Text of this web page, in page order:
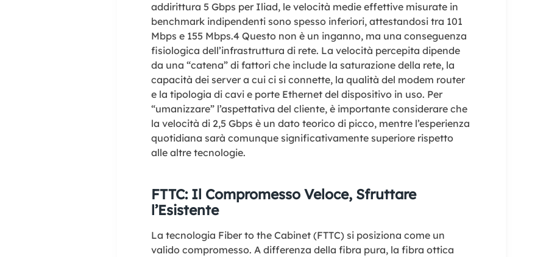
addirittura 5 Gbps per Iliad, le velocità medie effettive misurate in
benchmark indipendenti sono spesso inferiori, attestandosi tra 101
Mbps e 155 Mbps.4 Questo non è un inganno, ma una conseguenza
fisiologica dell’infrastruttura di rete. La velocità percepita dipende
da una “catena” di fattori che include la saturazione della rete, la
capacità dei server a cui ci si connette, la qualità del modem router
e la tipologia di cavi e porte Ethernet del dispositivo in uso. Per
“umanizzare” l’aspettativa del cliente, è importante considerare che
la velocità di 2,5 Gbps è un dato teorico di picco, mentre l’esperienza
quotidiana sarà comunque significativamente superiore rispetto
alle altre tecnologie.
FTTC: Il Compromesso Veloce, Sfruttare
l’Esistente
La tecnologia Fiber to the Cabinet (FTTC) si posiziona come un
valido compromesso. A differenza della fibra pura, la fibra ottica